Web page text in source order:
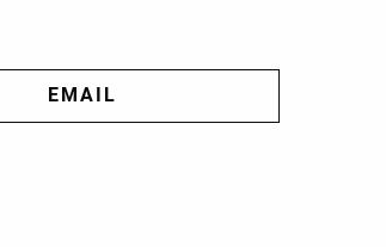
EMAIL